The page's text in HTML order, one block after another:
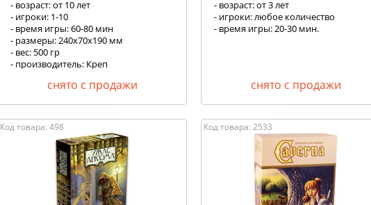
- возраст: от 10 лет
- игроки: 1-10
- время игры: 60-80 мин
- размеры: 240х70х190 мм
- вес: 500 гр
- производитель: Креп
снято с продажи
- возраст: от 3 лет
- игроки: любое количество
- время игры: 20-30 мин.
снято с продажи
Код товара: 498 Код товара: 2533